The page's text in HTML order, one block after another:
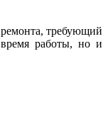
требующий
работы, но и